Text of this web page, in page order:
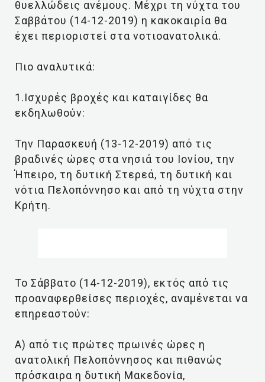
θυελλώδεις ανέμους. Μέχρι τη νύχτα του
Σαββάτου (14-12-2019) η κακοκαιρία θα
έχει περιοριστεί στα νοτιοανατολικά.
Πιο αναλυτικά:
1.Ισχυρές βροχές και καταιγίδες θα
εκδηλωθούν:
Την Παρασκευή (13-12-2019) από τις
βραδινές ώρες στα νησιά του Ιονίου, την
Ήπειρο, τη δυτική Στερεά, τη δυτική και
νότια Πελοπόννησο και από τη νύχτα στην
Κρήτη.
Το Σάββατο (14-12-2019), εκτός από τις
προαναφερθείσες περιοχές, αναμένεται να
επηρεαστούν:
Α) από τις πρώτες πρωινές ώρες η
ανατολική Πελοπόννησος και πιθανώς
πρόσκαιρα η δυτική Μακεδονία,